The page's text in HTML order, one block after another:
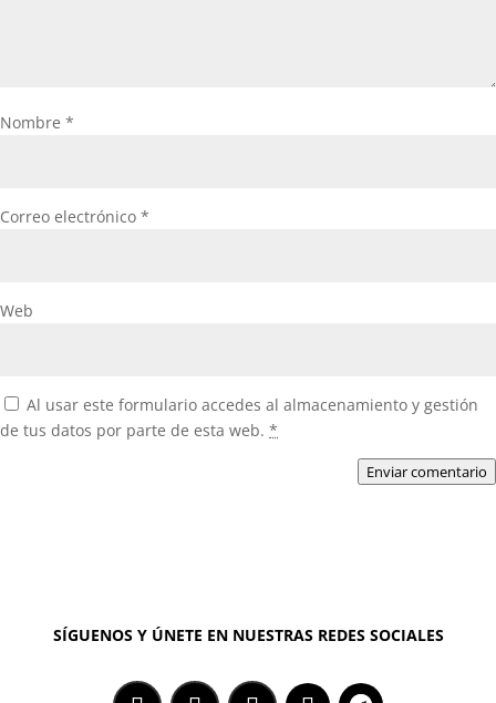
Nombre *
Correo electrónico *
Web
Al usar este formulario accedes al almacenamiento y gestión
de tus datos por parte de esta web. *
Enviar comentario
SÍGUENOS Y ÚNETE EN NUESTRAS REDES SOCIALES